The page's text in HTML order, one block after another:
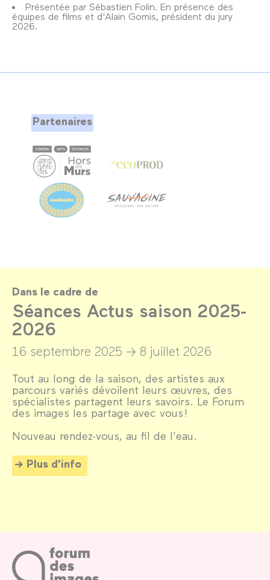
Présentée par Sébastien Folin. En présence des
équipes de films et d'Alain Gomis, président du jury
2026.
Partenaires
Dans le cadre de
Séances Actus saison 2025-
2026
16 septembre 2025 → 8 juillet 2026
Tout au long de la saison, des artistes aux
parcours variés dévoilent leurs œuvres, des
spécialistes partagent leurs savoirs. Le Forum
des images les partage avec vous !
Nouveau rendez-vous, au fil de l'eau.
Plus d'info